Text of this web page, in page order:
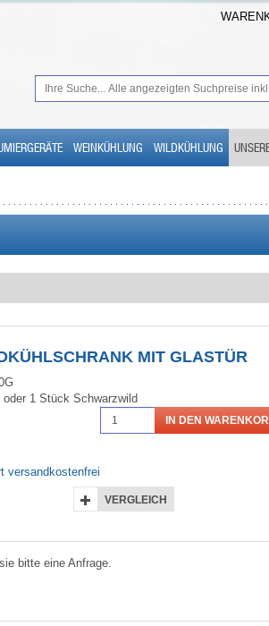
WEINKÜHLUNG WILDKÜHLUNG
MIT GLASTÜR
1 Stück Schwarzwild
versandkostenfrei
IN DEN
VERGLEICH
bitte eine Anfrage.